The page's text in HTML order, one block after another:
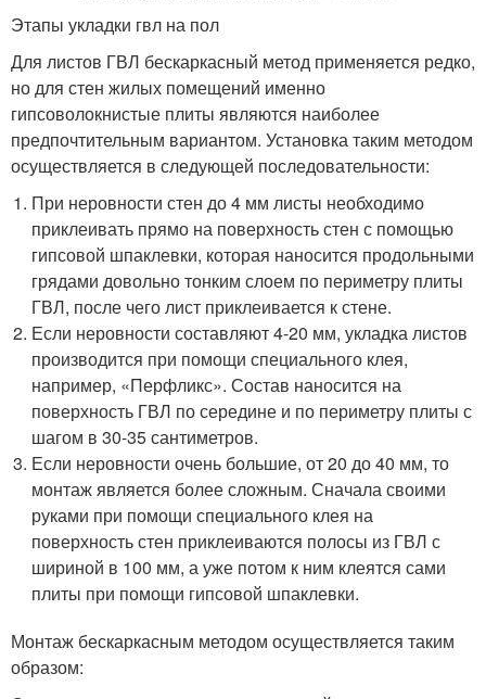
Этапы укладки гвл на пол
Для листов ГВЛ бескаркасный метод применяется редко,
но для стен жилых помещений именно
гипсоволокнистые плиты являются наиболее
предпочтительным вариантом. Установка таким методом
осуществляется в следующей последовательности:
При неровности стен до 4 мм листы необходимо
приклеивать прямо на поверхность стен с помощью
гипсовой шпаклевки, которая наносится продольными
грядами довольно тонким слоем по периметру плиты
ГВЛ, после чего лист приклеивается к стене.
Если неровности составляют 4-20 мм, укладка листов
производится при помощи специального клея,
например, «Перфликс». Состав наносится на
поверхность ГВЛ по середине и по периметру плиты с
шагом в 30-35 сантиметров.
Если неровности очень большие, от 20 до 40 мм, то
монтаж является более сложным. Сначала своими
руками при помощи специального клея на
поверхность стен приклеиваются полосы из ГВЛ с
шириной в 100 мм, а уже потом к ним клеятся сами
плиты при помощи гипсовой шпаклевки.
Монтаж бескаркасным методом осуществляется таким
образом: